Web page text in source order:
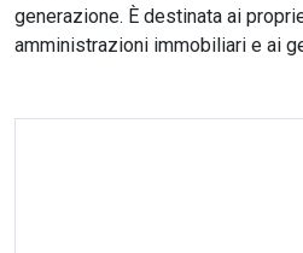
generazione. È destinata ai
amministrazioni immobiliari e ai